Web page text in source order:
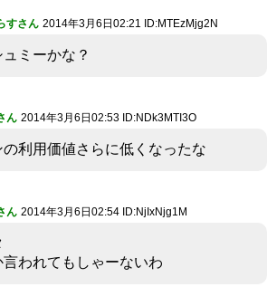
すさん 2014年3月6日02:21 ID:MTEzMjg2N
ミーかな？
ん 2014年3月6日02:53 ID:NDk3MTI3O
利用価値さらに低くなったな
ん 2014年3月6日02:54 ID:NjIxNjg1M
われてもしゃーないわ